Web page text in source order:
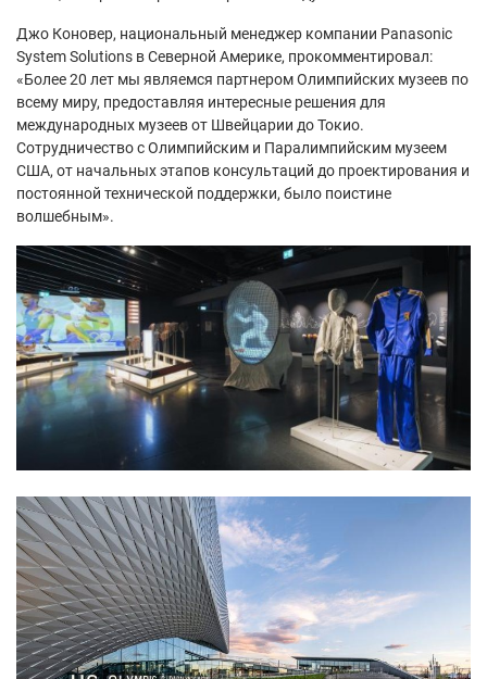
Джо Коновер, национальный менеджер компании Panasonic
System Solutions в Северной Америке, прокомментировал:
«Более 20 лет мы являемся партнером Олимпийских музеев по
всему миру, предоставляя интересные решения для
международных музеев от Швейцарии до Токио.
Сотрудничество с Олимпийским и Паралимпийским музеем
США, от начальных этапов консультаций до проектирования и
постоянной технической поддержки, было поистине
волшебным».